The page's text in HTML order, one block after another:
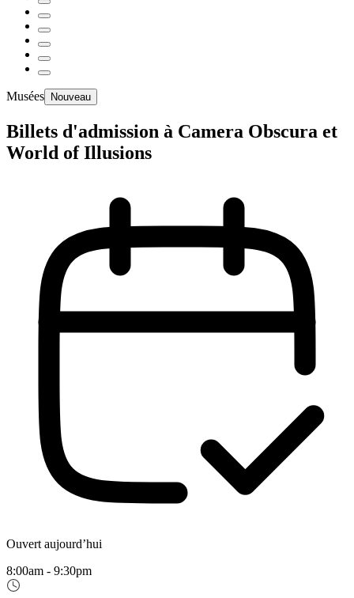
Musées Nouveau
Billets d'admission à Camera Obscura et
World of Illusions
Ouvert aujourd’hui
8:00am - 9:30pm